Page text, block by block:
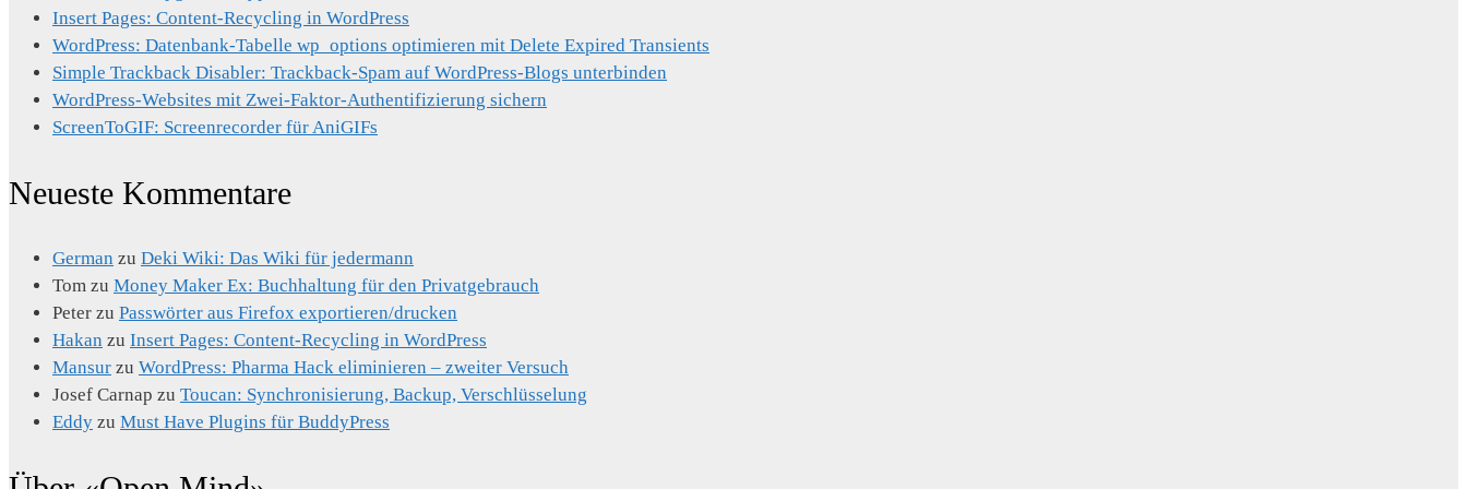
Insert Pages: Content-Recycling in WordPress
WordPress: Datenbank-Tabelle wp_options optimieren mit Delete Expired Transients
Simple Trackback Disabler: Trackback-Spam auf WordPress-Blogs unterbinden
WordPress-Websites mit Zwei-Faktor-Authentifizierung sichern
ScreenToGIF: Screenrecorder für AniGIFs
Neueste Kommentare
German zu Deki Wiki: Das Wiki für jedermann
Tom zu Money Maker Ex: Buchhaltung für den Privatgebrauch
Peter zu Passwörter aus Firefox exportieren/drucken
Hakan zu Insert Pages: Content-Recycling in WordPress
Mansur zu WordPress: Pharma Hack eliminieren – zweiter Versuch
Josef Carnap zu Toucan: Synchronisierung, Backup, Verschlüsselung
Eddy zu Must Have Plugins für BuddyPress